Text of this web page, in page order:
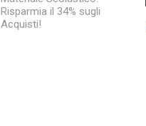
Risparmia il 34% sugli
Acquisti!